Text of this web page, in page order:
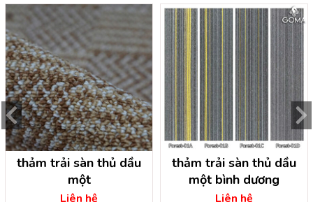
thảm trải sàn thủ dầu
một
Liên hệ
thảm trải sàn thủ dầu
một bình dương
Liên hệ